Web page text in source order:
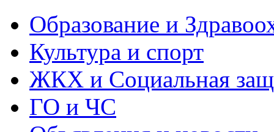
Образование и
Культура и спорт
ЖКХ и Социальная
ГО и ЧС